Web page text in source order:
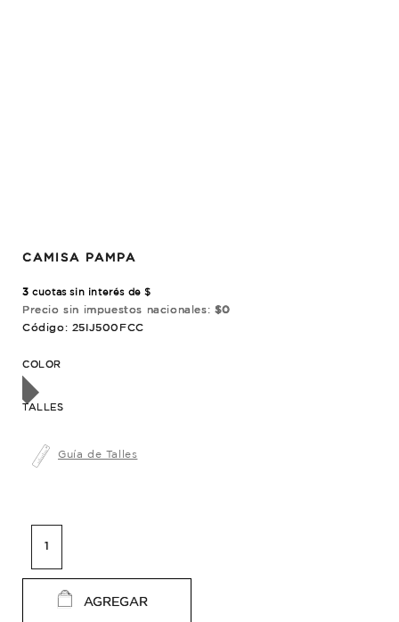
CAMISA PAMPA
3 cuotas sin interés de $
Precio sin impuestos nacionales: $0
Código: 25IJ500FCC
COLOR
TALLES
Guía de Talles
AGREGAR